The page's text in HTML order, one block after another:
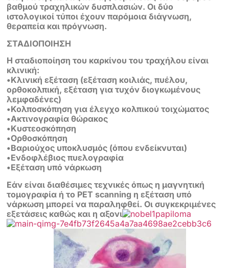
βαθμού τραχηλικών δυσπλασιών. Οι δύο
ιστολογικοί τύποι έχουν παρόμοια διάγνωση,
θεραπεία και πρόγνωση.
ΣΤΑΔΙΟΠΟΙΗΣΗ
Η σταδιοποίηση του καρκίνου του τραχήλου είναι
κλινική:
•Κλινική εξέταση (εξέταση κοιλιάς, πυέλου,
ορθοκολπική, εξέταση για τυχόν διογκωμένους
λεμφαδένες)
•Κολποσκόπηση για έλεγχο κολπικού τοιχώματος
•Ακτινογραφία θώρακος
•Κυστεοσκόπηση
•Ορθοσκόπηση
•Βαριούχος υποκλυσμός (όπου ενδείκνυται)
•Ενδοφλέβιος πυελογραφία
•Εξέταση υπό νάρκωση
Εάν είναι διαθέσιμες τεχνικές όπως η μαγνητική
τομογραφία ή το PET scanning η εξέταση υπό
νάρκωση μπορεί να παραληφθεί. Οι συγκεκριμένες
εξετάσεις καθώς και η αξονι